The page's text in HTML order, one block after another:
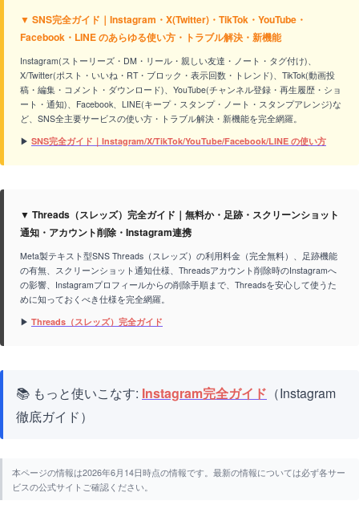
▼ SNS完全ガイド｜Instagram・X(Twitter)・TikTok・YouTube・
Facebook・LINE のあらゆる使い方・トラブル解決・新機能
Instagram(ストーリーズ・DM・リール・親しい友達・ノート・タグ付け)、
X/Twitter(ポスト・いいね・RT・ブロック・表示回数・トレンド)、TikTok(動画投
稿・編集・コメント・ダウンロード)、YouTube(チャンネル登録・再生履歴・ショ
ート・通知)、Facebook、LINE(キープ・スタンプ・ノート・スタンプアレンジ)な
ど、SNS全主要サービスの使い方・トラブル解決・新機能を完全網羅。
▶ SNS完全ガイド｜Instagram/X/TikTok/YouTube/Facebook/LINE の使い方
▼ Threads（スレッズ）完全ガイド｜無料か・足跡・スクリーンショット
通知・アカウント削除・Instagram連携
Meta製テキスト型SNS Threads（スレッズ）の利用料金（完全無料）、足跡機能
の有無、スクリーンショット通知仕様、Threadsアカウント削除時のInstagramへ
の影響、Instagramプロフィールからの削除手順まで、Threadsを安心して使うた
めに知っておくべき仕様を完全網羅。
▶ Threads（スレッズ）完全ガイド
📚 もっと使いこなす: Instagram完全ガイド （Instagram
徹底ガイド）
本ページの情報は2026年6月14日時点の情報です。最新の情報については必ず各サー
ビスの公式サイトご確認ください。